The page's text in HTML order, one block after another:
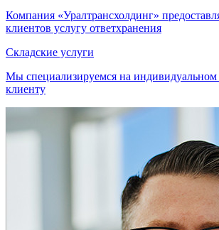
Компания «Уралтрансхолдинг»
клиентов услугу ответхранения
Складские услуги
Мы специализируемся на
клиенту